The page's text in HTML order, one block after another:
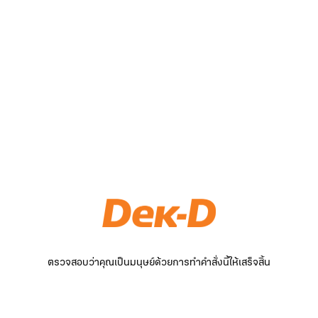
ตรวจสอบว่าคุณเป็นมนุษย์ด้วยการทำคำสั่งนี้ให้เสร็จสิ้น